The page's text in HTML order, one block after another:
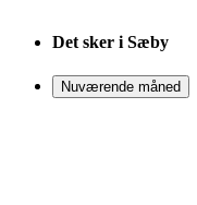
Det sker i Sæby
Nuværende måned